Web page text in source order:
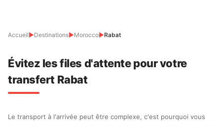
Accueil▶Destinations▶Morocco▶Rabat
Évitez les files d'attente pour votre
transfert Rabat
Le transport à l'arrivée peut être complexe, c'est pourquoi vous